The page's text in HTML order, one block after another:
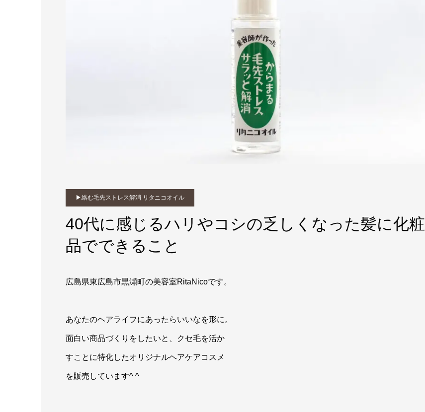
▶︎絡む毛先ストレス解消 リタニコオイル
40代に感じるハリやコシの乏しくなった髪に化粧
品でできること
広島県東広島市黒瀬町の美容室RitaNicoです。
あなたのヘアライフにあったらいいなを形に。
面白い商品づくりをしたいと、クセ毛を活か
すことに特化したオリジナルヘアケアコスメ
を販売しています^ ^